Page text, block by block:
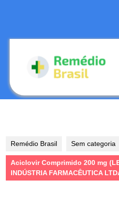
Remédio Brasil Sem categoria
Aciclovir Comprimido 200 mg
INDÚSTRIA FARMACÊUTICA